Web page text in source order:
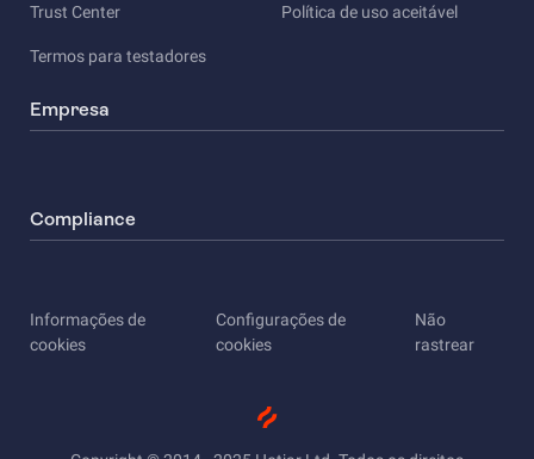
Trust Center Política de uso aceitável
Termos para testadores
Empresa
Compliance
Informações de
cookies
Configurações de
cookies
Não
rastrear